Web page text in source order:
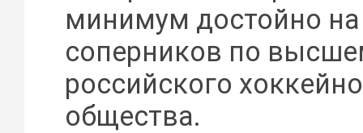
минимум достойно
соперников по
российского
общества.